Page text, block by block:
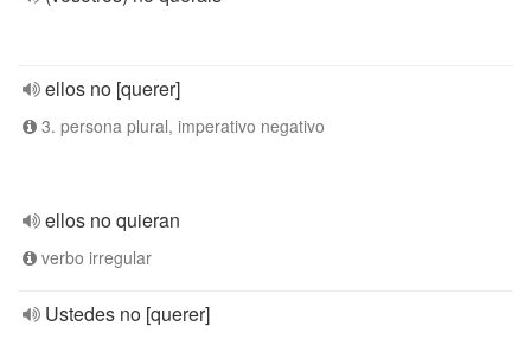
ellos no [querer]
3. persona plural, imperativo negativo
ellos no quieran
verbo irregular
Ustedes no [querer]